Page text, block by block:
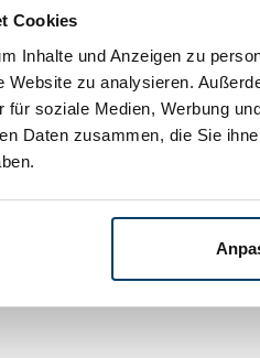
Cookies
Inhalte und Anzeigen zu
Website zu analysieren.
für soziale Medien, Werbung
Daten zusammen, die Sie